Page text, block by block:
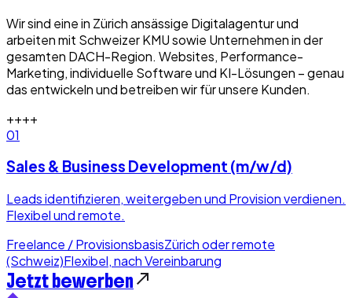
Wir sind eine in Zürich ansässige Digitalagentur und
arbeiten mit Schweizer KMU sowie Unternehmen in der
gesamten DACH-Region. Websites, Performance-
Marketing, individuelle Software und KI-Lösungen – genau
das entwickeln und betreiben wir für unsere Kunden.
++++
01
Sales & Business Development (m/w/d)
Leads identifizieren, weitergeben und Provision verdienen.
Flexibel und remote.
Freelance / ProvisionsbasisZürich oder remote
(Schweiz)Flexibel, nach Vereinbarung
Jetzt bewerben